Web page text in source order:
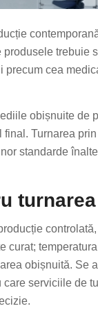
trebuie
cea
obișnuite de
Turnarea
standarde
obișnuită. Se
serviciile de